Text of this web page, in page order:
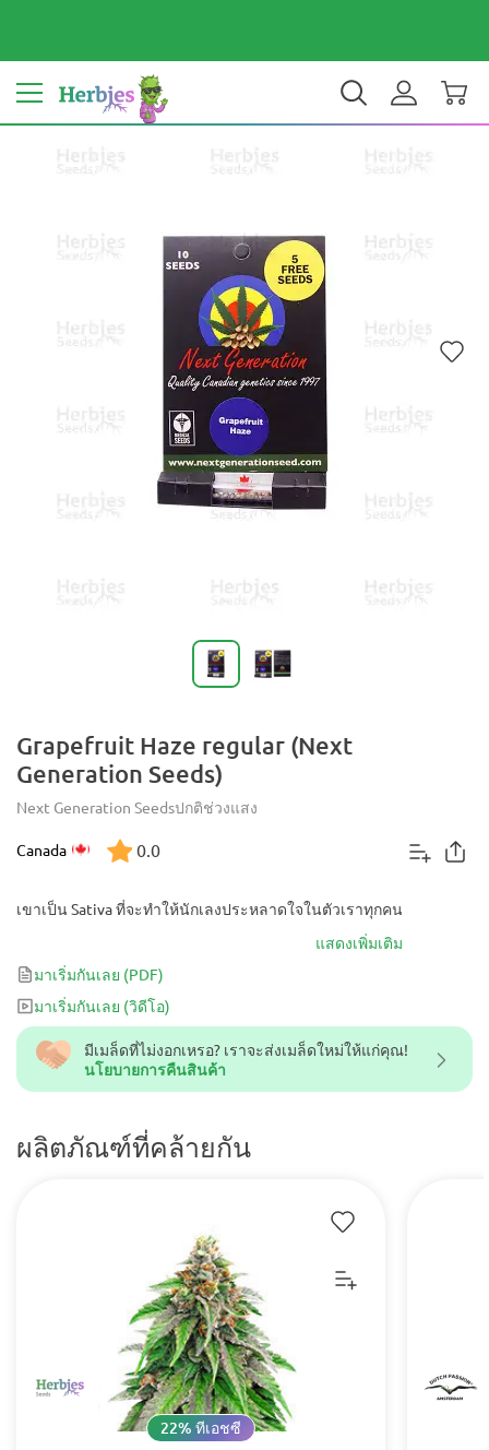
ประเทศของคุณ: สหรัฐ $ USD TH
Grapefruit Haze regular (Next
Generation Seeds)
Next Generation Seedsปกติช่วงแสง
Canada 0.0
มีเมล็ดที่ไม่งอกเหรอ? เราจะส่งเมล็ดใหม่ให้แก่คุณ!
นโยบายการคืนสินค้า
ผลิตภัณฑ์ที่คล้ายกัน
22% ทีเอชซี
เขาเป็น Sativa ที่จะทำให้นักเลงประหลาดใจในตัวเราทุกคน
แสดงเพิ่มเติม
มาเริ่มกันเลย (PDF)
มาเริ่มกันเลย (วิดีโอ)